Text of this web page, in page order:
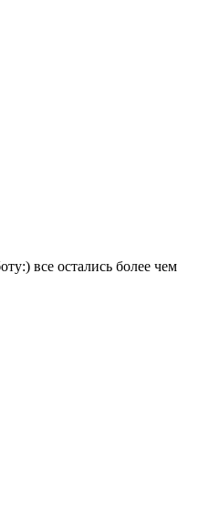
все остались более чем